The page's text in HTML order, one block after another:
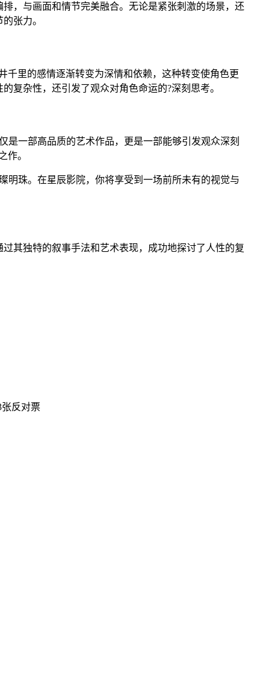
，与画面和情节完美融合。无论是紧张刺激的场景，还
张力。
千里的感情逐渐转变为深情和依赖，这种转变使角色更
复杂性，还引发了观众对角色命运的?深刻思考。
是一部高品质的艺术作品，更是一部能够引发观众深刻
作。
明珠。在星辰影院，你将享受到一场前所未有的视觉与
其独特的叙事手法和艺术表现，成功地探讨了人性的复
反对票